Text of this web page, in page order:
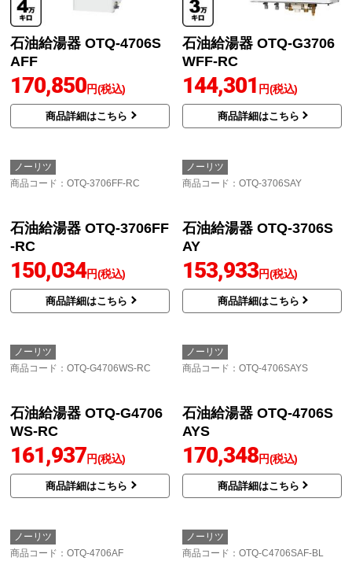
石油給湯器 OTQ-4706S
AFF
170,850円(税込)
商品詳細はこちら
石油給湯器 OTQ-G3706
WFF-RC
144,301 円(税込)
商品詳細はこちら
ノーリツ
商品コード ：OTQ-3706FF-RC
石油給湯器 OTQ-3706FF
150,034円(税込)
ノーリツ
商品コード ：OTQ-3706SAY
石油給湯器 OTQ-3706S
153,933円(税込)
ノーリツ
ノーリツ